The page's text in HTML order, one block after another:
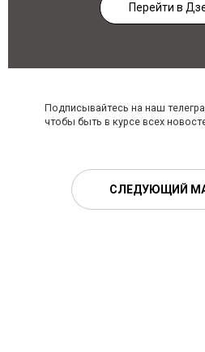
Перейти в
Подписывайтесь на наш
чтобы быть в курсе всех
СЛЕДУЮЩИЙ